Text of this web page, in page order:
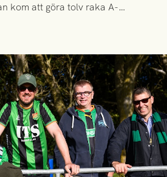
kom att göra tolv raka A-
är en av få spelare som i GAIS